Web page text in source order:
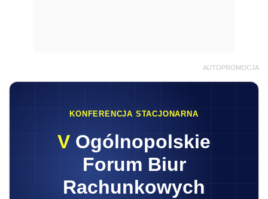
AUTOPROMOCJA
KONFERENCJA STACJONARNA
V Ogólnopolskie
Forum Biur
Rachunkowych